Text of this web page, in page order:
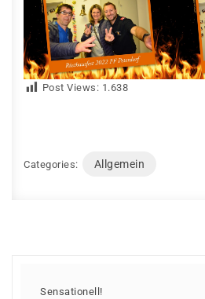
Post Views: 1.638
Categories: Allgemein
Sensationell!